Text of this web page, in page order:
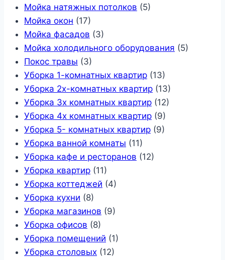
Мойка натяжных потолков (5)
Мойка окон (17)
Мойка фасадов (3)
Мойка холодильного оборудования (5)
Покос травы (3)
Уборка 1-комнатных квартир (13)
Уборка 2х-комнатных квартир (13)
Уборка 3х комнатных квартир (12)
Уборка 4х комнатных квартир (9)
Уборка 5- комнатных квартир (9)
Уборка ванной комнаты (11)
Уборка кафе и ресторанов (12)
Уборка квартир (11)
Уборка коттеджей (4)
Уборка кухни (8)
Уборка магазинов (9)
Уборка офисов (8)
Уборка помещений (1)
Уборка столовых (12)